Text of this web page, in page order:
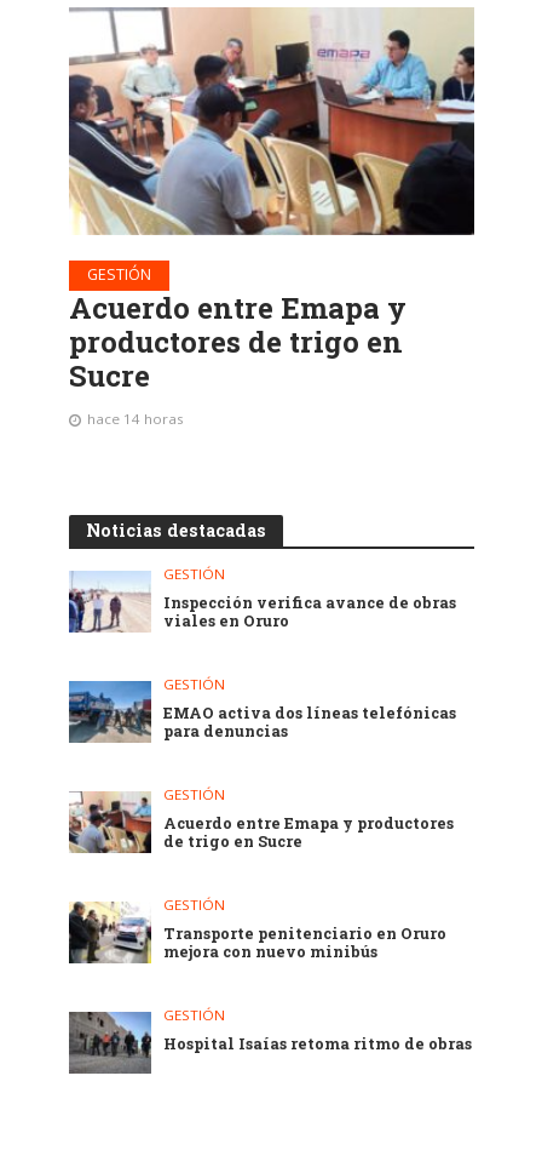
GESTIÓN
Acuerdo entre Emapa y
productores de trigo en
Sucre
hace 14 horas
Noticias destacadas
GESTIÓN
Inspección verifica avance de obras
viales en Oruro
GESTIÓN
EMAO activa dos líneas telefónicas
para denuncias
GESTIÓN
Acuerdo entre Emapa y productores
de trigo en Sucre
GESTIÓN
Transporte penitenciario en Oruro
mejora con nuevo minibús
GESTIÓN
Hospital Isaías retoma ritmo de obras